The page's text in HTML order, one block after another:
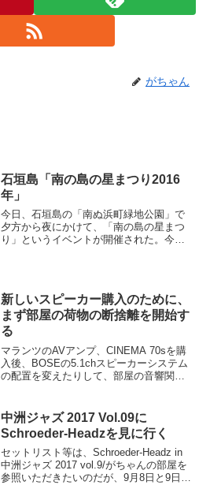
がちゃん
石垣島「南の島の星まつり2016
年」
今日、石垣島の「南ぬ浜町緑地公園」で
夕方から夜にかけて、「南の島の星まつ
り」というイベントが開催された。今日
ィークに波照間島にま...
新しいスピーカー購入のために、
まず部屋の荷物の断捨離を開始す
る
マランツのAVアンプ、CINEMA 70sを購
入後、BOSEの5.1chスピーカーシステム
の配置を変えたりして、部屋の音響関係
はいえ、BOSEの5.1chスピーカーシス...
中洲ジャズ 2017 Vol.09に
Schroeder-Headzを見に行く
セットリスト等は、Schroeder-Headz in
中洲ジャズ 2017 vol.9/がちゃんの部屋を
参照いただきたいのだが、9月8日と9日の